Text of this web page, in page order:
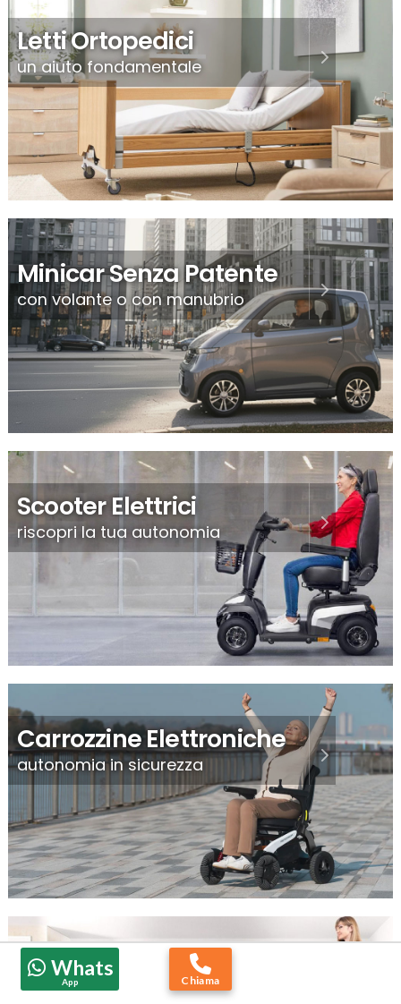
Scooter Elettrici
riscopri la tua autonomia
Minicar Senza Patente
con volante o con manubrio
Letti Ortopedici
un aiuto fondamentale
Carrozzine Elettroniche
autonomia in sicurezza
Montascale
per salire e scendere le scale
Whats
App Chiama